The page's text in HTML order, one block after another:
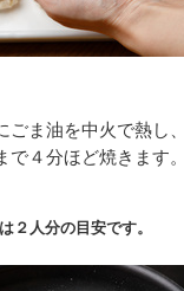
ごま油を中火で熱し
で４分ほど焼きます
２人分の目安です。